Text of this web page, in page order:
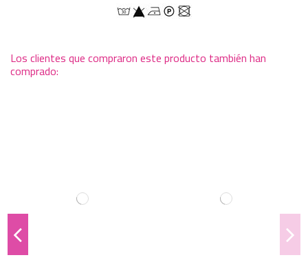
Los clientes que compraron este producto también han
comprado: